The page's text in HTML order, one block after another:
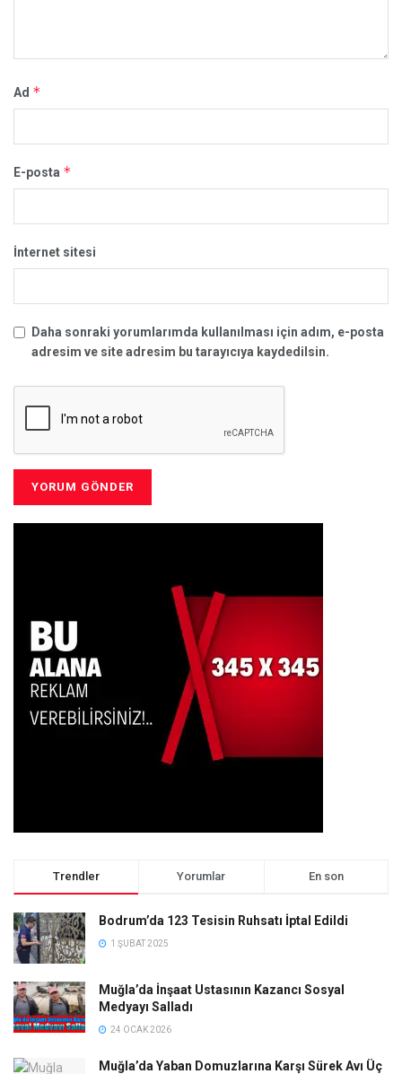
Ad *
E-posta *
İnternet sitesi
Daha sonraki yorumlarımda kullanılması için adım, e-posta
adresim ve site adresim bu tarayıcıya kaydedilsin.
Trendler Yorumlar En son
Bodrum’da 123 Tesisin Ruhsatı İptal Edildi
1 ŞUBAT 2025
Muğla’da İnşaat Ustasının Kazancı Sosyal
Medyayı Salladı
24 OCAK 2026
Muğla’da Yaban Domuzlarına Karşı Sürek Avı Üç